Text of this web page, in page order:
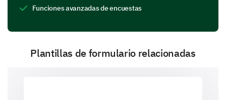
Comentarios adicionales (Caja de texto abierta)
Funciones avanzadas de encuestas
Plantillas de formulario relacionadas